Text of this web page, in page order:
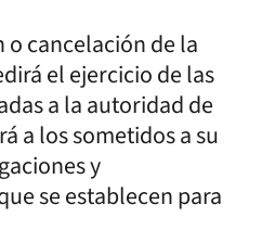
o cancelación de la
el ejercicio de las
a la autoridad de
a los sometidos a su
y
se establecen para